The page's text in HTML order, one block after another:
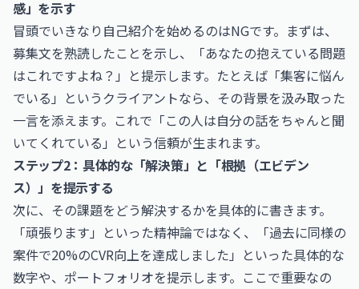
感」を示す
冒頭でいきなり自己紹介を始めるのはNGです。まずは、
募集文を熟読したことを示し、「あなたの抱えている問題
はこれですよね？」と提示します。たとえば「集客に悩ん
でいる」というクライアントなら、その背景を汲み取った
一言を添えます。これで「この人は自分の話をちゃんと聞
いてくれている」という信頼が生まれます。
ステップ2：具体的な「解決策」と「根拠（エビデン
ス）」を提示する
次に、その課題をどう解決するかを具体的に書きます。
「頑張ります」といった精神論ではなく、「過去に同様の
案件で20%のCVR向上を達成しました」といった具体的な
数字や、ポートフォリオを提示します。ここで重要なの